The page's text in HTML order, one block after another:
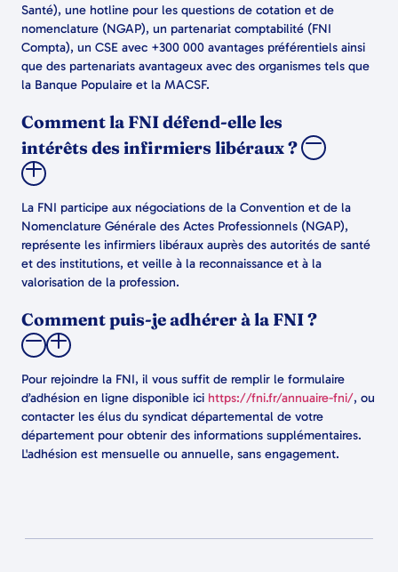
Santé), une hotline pour les questions de cotation et de
nomenclature (NGAP), un partenariat comptabilité (FNI
Compta), un CSE avec +300 000 avantages préférentiels ainsi
que des partenariats avantageux avec des organismes tels que
la Banque Populaire et la MACSF.
Comment la FNI défend-elle les
intérêts des infirmiers libéraux ?
La FNI participe aux négociations de la Convention et de la
Nomenclature Générale des Actes Professionnels (NGAP),
représente les infirmiers libéraux auprès des autorités de santé
et des institutions, et veille à la reconnaissance et à la
valorisation de la profession.
Comment puis-je adhérer à la FNI ?
Pour rejoindre la FNI, il vous suffit de remplir le formulaire
d’adhésion en ligne disponible ici https://fni.fr/annuaire-fni/, ou
contacter les élus du syndicat départemental de votre
département pour obtenir des informations supplémentaires.
L'adhésion est mensuelle ou annuelle, sans engagement.